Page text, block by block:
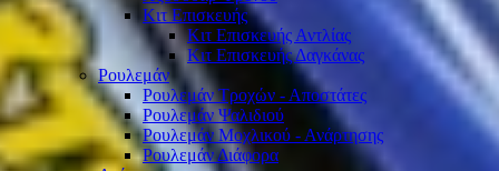
Κιτ Επισκευής
Κιτ Επισκευής Αντλίας
Κιτ Επισκευής Δαγκάνας
Ρουλεμάν
Ρουλεμάν Τροχών - Αποστάτες
Ρουλεμάν Ψαλιδιού
Ρουλεμάν Μοχλικού - Ανάρτησης
Ρουλεμάν Διάφορα